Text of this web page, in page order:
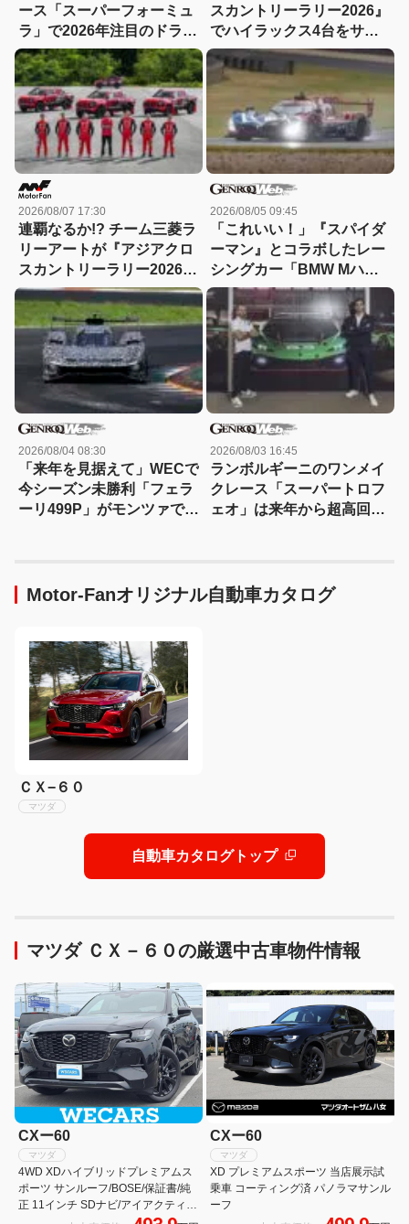
ース「スーパーフォーミュ
ラ」で2026年注目のドライ
バーは？
スカントリーラリー2026』
でハイラックス4台をサポ
ート！横浜ゴムのトライト
ンと真っ向勝負!?
2026/08/07 17:30
連覇なるか!? チーム三菱ラ
リーアートが『アジアクロ
スカントリーラリー2026』
に挑む！必勝を期す3台体
制!!
2026/08/05 09:45
「これいい！」『スパイダ
ーマン』とコラボしたレー
シングカー「BMW Mハイ
ブリッドV8」が登場【動
画】
2026/08/04 08:30
「来年を見据えて」WECで
今シーズン未勝利「フェラ
ーリ499P」がモンツァで改
2026/08/03 16:45
ランボルギーニのワンメイ
クレース「スーパートロフ
ェオ」は来年から超高回転
Motor-Fanオリジナル自動車カタログ
ＣＸ−６０
マツダ
自動車カタログトップ
マツダ ＣＸ－６０の厳選中古車物件情報
CXー60
マツダ
4WD XDハイブリッドプレミアムス
ポーツ サンルーフ/BOSE/保証書/純
正 11インチ SDナビ/アイアクティブ
CXー60
マツダ
XD プレミアムスポーツ 当店展示試
乗車 コーティング済 パノラマサンル
ーフ